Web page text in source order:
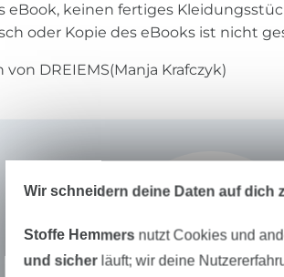
eBook, keinen fertiges
oder Kopie des eBooks ist nicht
DREIEMS(Manja Krafczyk)
Wir schneidern deine Daten auf dich
Stoffe Hemmers nutzt Cookies und
und sicherläuft; wir deine